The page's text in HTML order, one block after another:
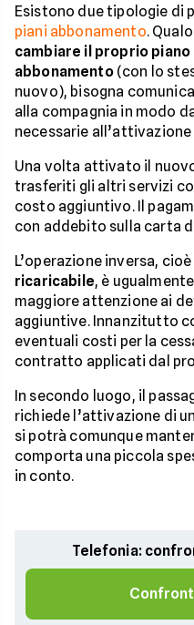
Esistono due tipologie di
piani abbonamento.
cambiare il proprio
abbonamento(con lo
nuovo), bisogna
alla compagnia in modo
necessarie
Una volta attivato il
trasferiti gli altri servizi
costo aggiuntivo. Il
con addebito sulla carta
L’operazione inversa, cioè
ricaricabile, è
maggiore attenzione ai
aggiuntive. Innanzitutto
eventuali costi per la
contratto applicati dal
In secondo luogo, il
richiede l’attivazione di
si potrà comunque
comporta una piccola
in conto.
Telefonia: